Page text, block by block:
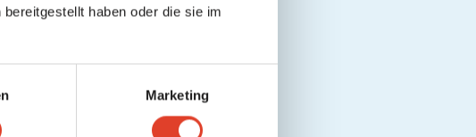
haben oder die sie im
Marketing